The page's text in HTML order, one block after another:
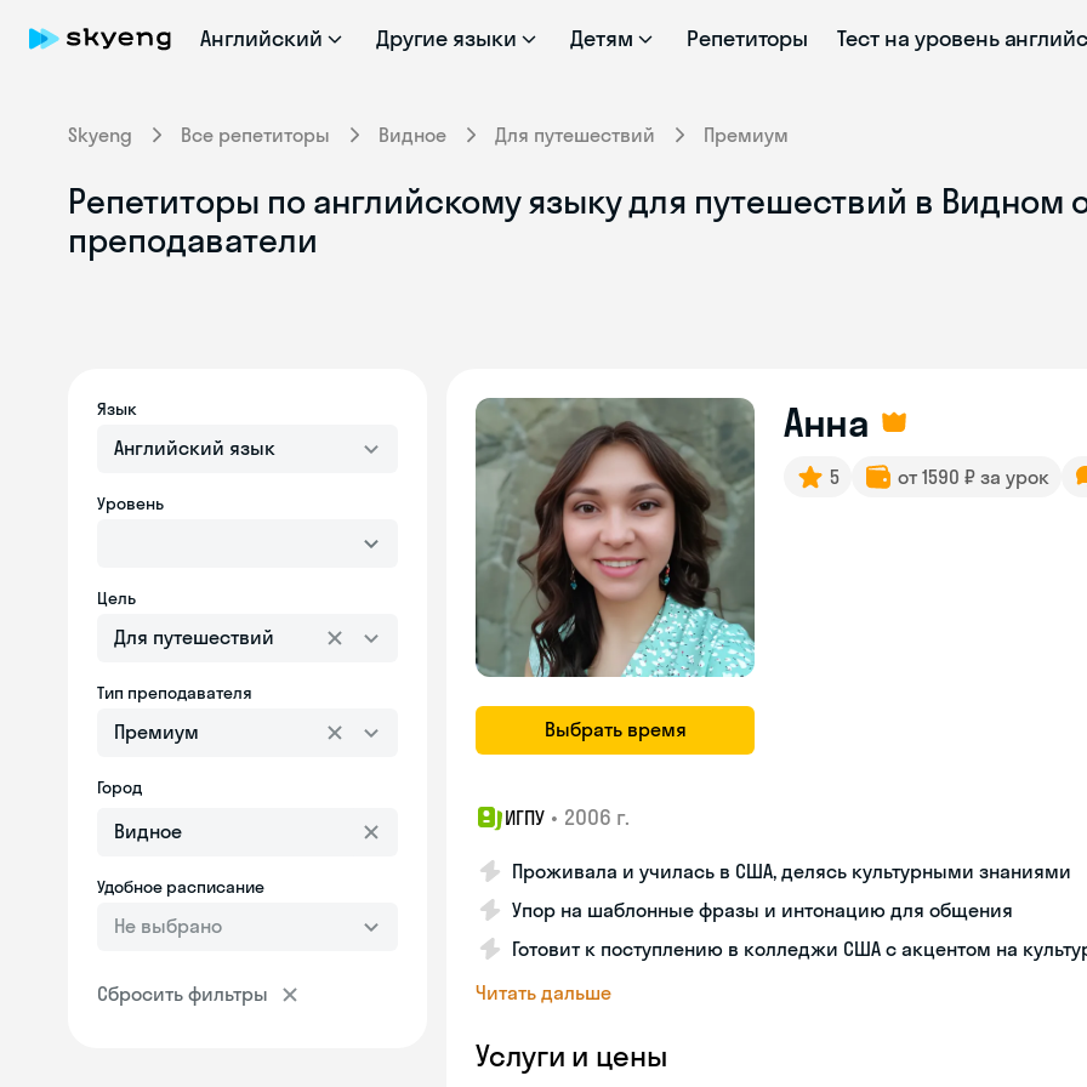
Английский Другие языки Детям Репетиторы Тест на уровень
Skyeng Все репетиторы Видное Для путешествий Премиум
Репетиторы по английскому языку для путешествий в Видном
преподаватели
Язык
Английский язык
Уровень
Цель
Для путешествий
Тип преподавателя
Премиум
Город
Удобное расписание
Не выбрано
Сбросить фильтры
Выбрать время
Анна
5 от 1590 ₽ за урок
ИГПУ • 2006 г.
Проживала и училась в США, делясь культурными знаниями
Упор на шаблонные фразы и интонацию для общения
Готовит к поступлению в колледжи США с акцентом на
Читать дальше
Услуги и цены